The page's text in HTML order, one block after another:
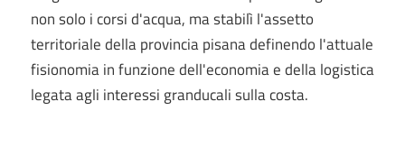
non solo i corsi d'acqua, ma stabilì l'assetto
territoriale della provincia pisana definendo l'attuale
fisionomia in funzione dell'economia e della logistica
legata agli interessi granducali sulla costa.